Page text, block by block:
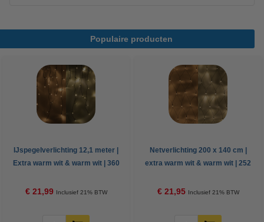
Populaire producten
IJspegelverlichting 12,1 meter |
Extra warm wit & warm wit | 360
€ 21,99 Inclusief 21% BTW
Netverlichting 200 x 140 cm |
extra warm wit & warm wit | 252
€ 21,95 Inclusief 21% BTW